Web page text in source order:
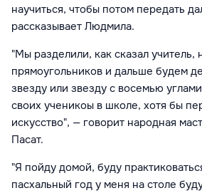
научиться, чтобы потом передать
рассказывает Людмила.
"Мы разделили, как сказал учитель,
прямоугольников и дальше будем
звезду или звезду с восемью
своих ученикоы в школе, хотя бы
искусство", — говорит народная
Пасат.
"Я пойду домой, буду
пасхальный год у меня на столе